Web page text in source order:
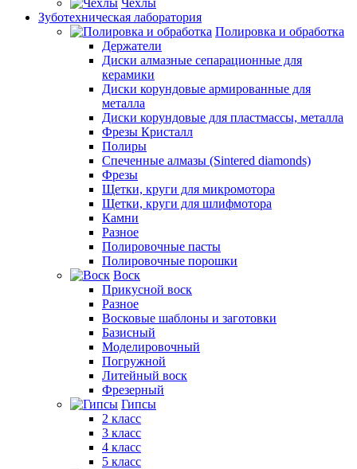
Чехлы
Зуботехническая лаборатория
Полировка и обработка
Держатели
Диски алмазные сепарационные для
керамики
Диски корундовые армированные для
металла
Диски корундовые для пластмассы, металла
Фрезы Кристалл
Полиры
Спеченные алмазы (Sintered diamonds)
Фрезы
Щетки, круги для микромотора
Щетки, круги для шлифмотора
Камни
Разное
Полировочные пасты
Полировочные порошки
Воск
Прикусной воск
Разное
Восковые шаблоны и заготовки
Базисный
Моделировочный
Погружной
Литейный воск
Фрезерный
Гипсы
2 класс
3 класс
4 класс
5 класс